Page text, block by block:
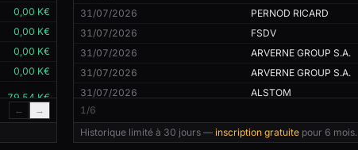
0,00 K€
0,00 K€
0,00 K€
0,00 K€
79,54 K€
125,08 K€
281,08 K€
←
→
31/07/2026
PERNOD RICARD
31/07/2026
FSDV
31/07/2026
ARVERNE GROUP S.A.
31/07/2026
ARVERNE GROUP S.A.
31/07/2026
ALSTOM
1/6
Historique limité à 30 jours — inscription gratuite pour 6 mois.